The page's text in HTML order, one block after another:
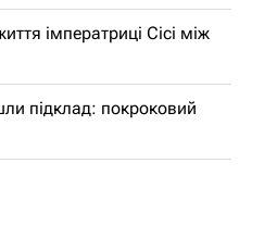
імператриці Сісі між
підклад: покроковий